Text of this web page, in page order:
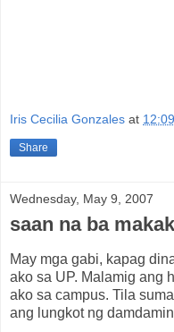
Iris Cecilia Gonzales at
Share
Wednesday, May 9, 2007
saan na ba
May mga gabi, kapag
ako sa UP. Malamig ang
ako sa campus. Tila
ang lungkot ng